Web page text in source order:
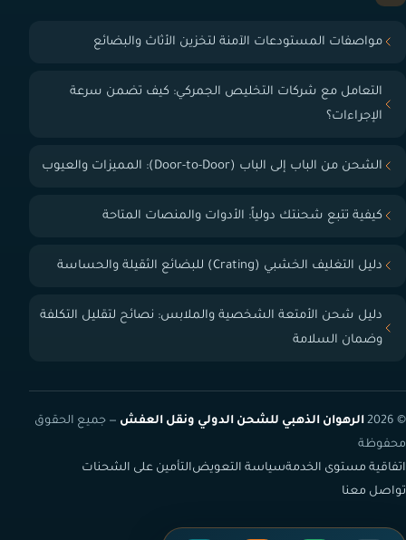
مواصفات المستودعات الآمنة لتخزين الأثاث والبضائع
التعامل مع شركات التخليص الجمركي: كيف تضمن سرعة
الإجراءات؟
الشحن من الباب إلى الباب (Door-to-Door): المميزات والعيوب
كيفية تتبع شحنتك دولياً: الأدوات والمنصات المتاحة
دليل التغليف الخشبي (Crating) للبضائع الثقيلة والحساسة
دليل شحن الأمتعة الشخصية والملابس: نصائح لتقليل التكلفة
وضمان السلامة
© 2026 الرهوان الذهبي للشحن الدولي ونقل العفش — جميع الحقوق
محفوظة
اتفاقية مستوى الخدمةسياسة التعويضالتأمين على الشحنات
تواصل معنا